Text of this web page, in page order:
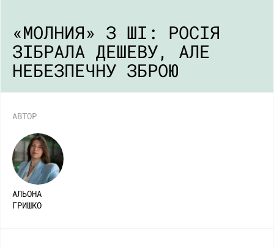
«МОЛНИЯ» З ШІ: РОСІЯ
ЗІБРАЛА ДЕШЕВУ, АЛЕ
НЕБЕЗПЕЧНУ ЗБРОЮ
АВТОР
АЛЬОНА
ГРИШКО